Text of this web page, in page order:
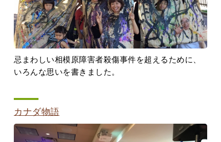
忌まわしい相模原障害者殺傷事件を超えるために、
いろんな思いを書きました。
カナダ物語